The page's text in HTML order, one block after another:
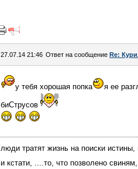
27.07.14 21:46 Ответ на сообщение Re:
у тебя хорошая попка я ее
биСтрусов
люди тратят жизнь на поиски
и кстати, ....то, что позволено